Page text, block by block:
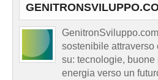
sostenibile
su: tecnologie,
energia verso un